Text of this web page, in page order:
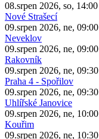
08.srpen 2026, so, 14:00
Nové Strašecí
09.srpen 2026, ne, 09:00
Neveklov
09.srpen 2026, ne, 09:00
Rakovník
09.srpen 2026, ne, 09:30
Praha 4 - Spořilov
09.srpen 2026, ne, 09:30
Uhlířské Janovice
09.srpen 2026, ne, 10:00
Kouřim
09.srpen 2026, ne, 10:30